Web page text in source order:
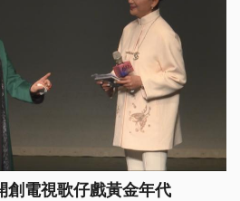
創電視歌仔戲黃金年代